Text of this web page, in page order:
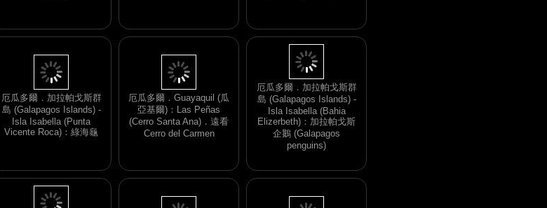
厄瓜多爾．加拉帕戈斯群
島 (Galapagos Islands) -
Isla Isabella (Punta
厄瓜多爾．Guayaquil (瓜
亞基爾)：Las Peñas
(Cerro Santa Ana)．遠看
厄瓜多爾．加拉帕戈斯群
島 (Galapagos Islands) -
Isla Isabella (Bahia
企鵝 (Galapagos
penguins)